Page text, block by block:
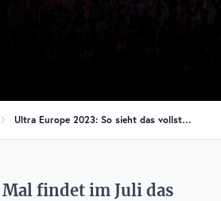
Ultra Europe 2023: So sieht das vollständige Line-up aus
findet im Juli das